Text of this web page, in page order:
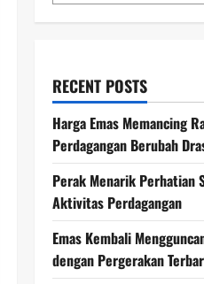
RECENT POSTS
Harga Emas Memancing
Perdagangan Berubah
Perak Menarik Perhatian
Aktivitas Perdagangan
Emas Kembali
dengan Pergerakan